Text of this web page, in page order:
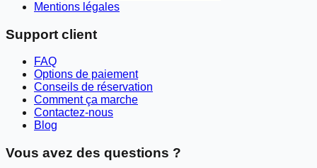
Mentions légales
Support client
FAQ
Options de paiement
Conseils de réservation
Comment ça marche
Contactez-nous
Blog
Vous avez des questions ?